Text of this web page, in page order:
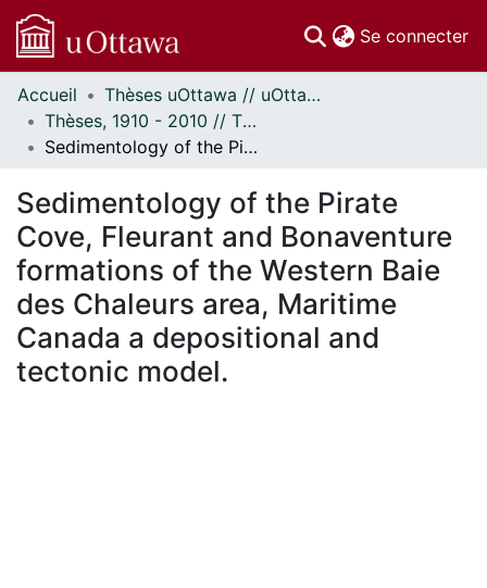
Se connecter
Communautés
et collections
Parcourir
À propos
Accueil
Thèses uOttawa // uOttawa Theses
Thèses, 1910 - 2010 // Theses, 1910 - 2010
Sedimentology of the Pirate Cove, Fleurant and Bonaventure formations of the Western Baie des Chaleurs area, Maritime Canada a depositional and tectonic model.
Sedimentology of the Pirate
Cove, Fleurant and Bonaventure
formations of the Western Baie
des Chaleurs area, Maritime
Canada a depositional and
tectonic model.